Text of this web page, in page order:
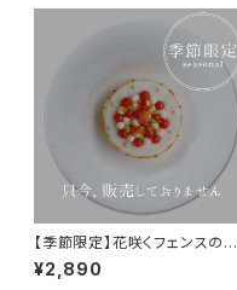
【季節限定】花咲くフェンスのお
城（販売期間：未定）
¥2,890